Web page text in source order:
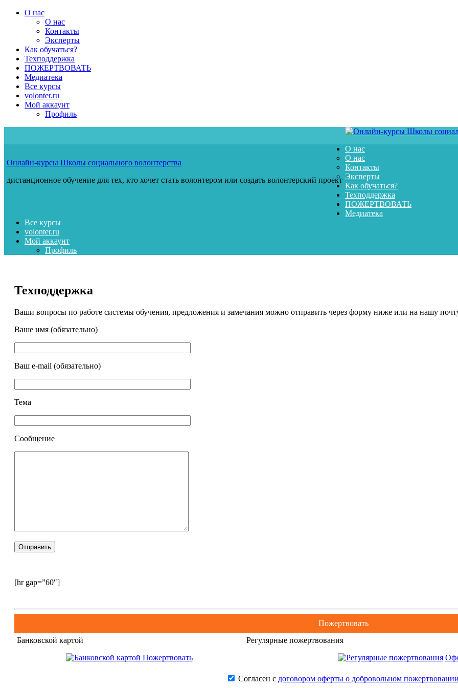
Перейти
содержимому
О нас
О нас
Контакты
Эксперты
Как обучаться?
Техподдержка
ПОЖЕРТВОВАТЬ
Медиатека
Все курсы
volonter.ru
Мой аккаунт
Профиль
Онлайн-курсы Школы социального волонтерства
дистанционное обучение для тех, кто хочет стать волонтером или создать волонтерский проект
О нас
О нас
Контакты
Эксперты
Как обучаться?
Техподдержка
ПОЖЕРТВОВАТЬ
Медиатека
Все курсы
volonter.ru
Мой аккаунт
Профиль
Техподдержка
Ваши вопросы по работе системы обучения, предложения и замечания можно отправить через форму ниже или на нашу
Ваше имя (обязательно)
Ваш e-mail (обязательно)
Тема
Сообщение
[hr gap=”60″]
Пожертвовать
Банковской картой
Пожертвовать
Регулярные пожертвования
Согласен с договором оферты о добровольном